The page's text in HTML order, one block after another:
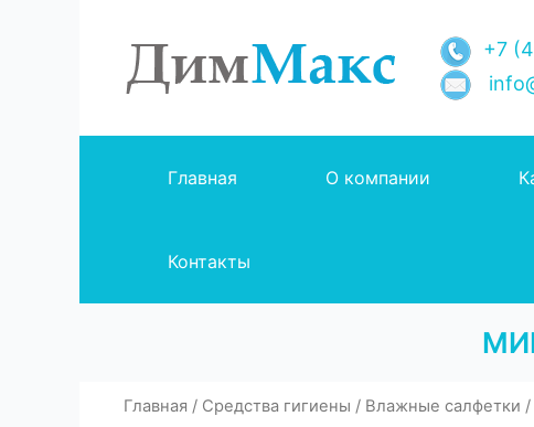
+7
Главная О компании
Контакты
Главная / Средства гигиены / Влажные салфетки